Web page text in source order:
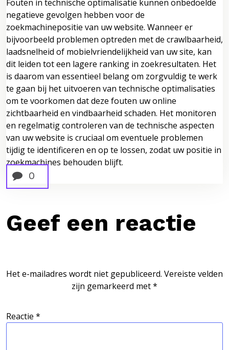
Fouten in technische optimalisatie kunnen onbedoelde
negatieve gevolgen hebben voor de
zoekmachinepositie van uw website. Wanneer er
bijvoorbeeld problemen optreden met de crawlbaarheid,
laadsnelheid of mobielvriendelijkheid van uw site, kan
dit leiden tot een lagere ranking in zoekresultaten. Het
is daarom van essentieel belang om zorgvuldig te werk
te gaan bij het uitvoeren van technische optimalisaties
om te voorkomen dat deze fouten uw online
zichtbaarheid en vindbaarheid schaden. Het monitoren
en regelmatig controleren van de technische aspecten
van uw website is cruciaal om eventuele problemen
tijdig te identificeren en op te lossen, zodat uw positie in
zoekmachines behouden blijft.
0
Geef een reactie
Het e-mailadres wordt niet gepubliceerd. Vereiste velden
zijn gemarkeerd met*
Reactie *